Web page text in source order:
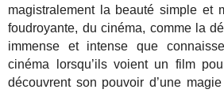
magistralement la beauté simple et
foudroyante, du cinéma, comme la
immense et intense que
cinéma lorsqu’ils voient un film
découvrent son pouvoir d’une